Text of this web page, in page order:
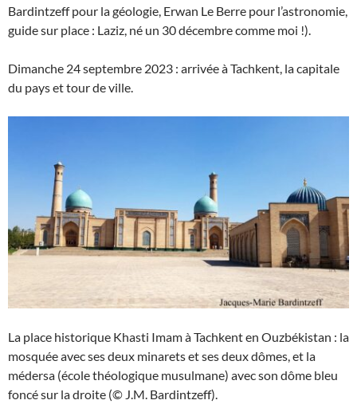
Bardintzeff pour la géologie, Erwan Le Berre pour l’astronomie,
guide sur place : Laziz, né un 30 décembre comme moi !).
Dimanche 24 septembre 2023 : arrivée à Tachkent, la capitale
du pays et tour de ville.
La place historique Khasti Imam à Tachkent en Ouzbékistan : la
mosquée avec ses deux minarets et ses deux dômes, et la
médersa (école théologique musulmane) avec son dôme bleu
foncé sur la droite (© J.M. Bardintzeff).